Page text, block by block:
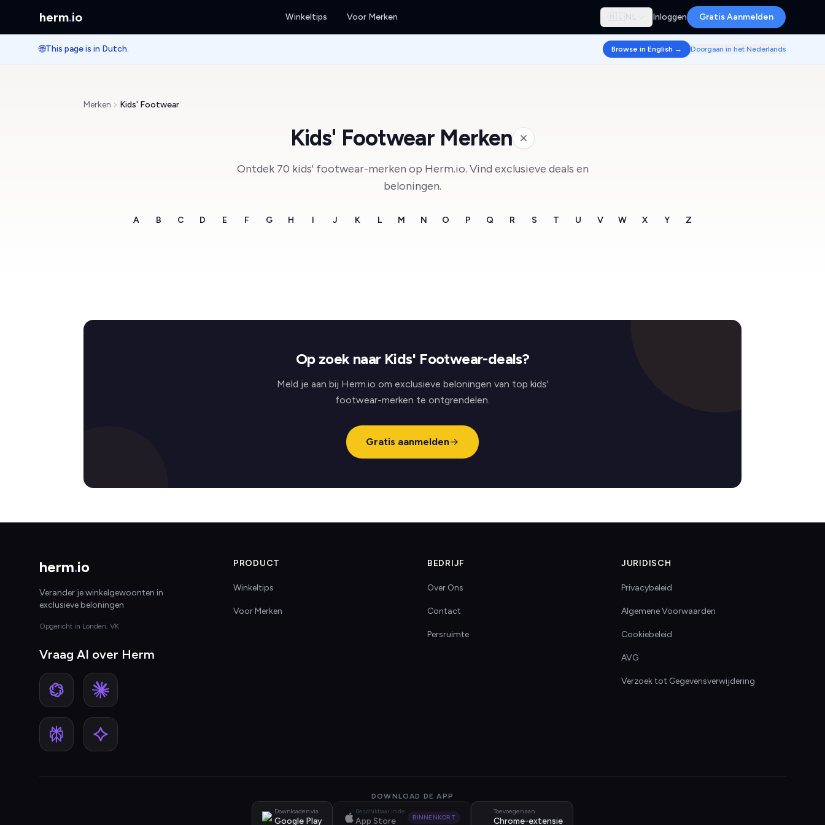
herm.io Winkeltips Voor Merken 🇳🇱 NL Inloggen Gratis Aanmelden
🌐This page is in Dutch. Browse in English → Doorgaan in het Nederlands
Merken Kids' Footwear
Kids' Footwear Merken
Ontdek 70 kids' footwear-merken op Herm.io. Vind exclusieve deals en
beloningen.
A B C D E F G H I J K L M N O P Q R S T U V W X Y Z
Op zoek naar Kids' Footwear-deals?
Meld je aan bij Herm.io om exclusieve beloningen van top kids'
footwear-merken te ontgrendelen.
Gratis aanmelden
herm.io
Verander je winkelgewoonten in
exclusieve beloningen
Opgericht in Londen, VK
Vraag AI over Herm
PRODUCT
Winkeltips
Voor Merken
BEDRIJF
Over Ons
Contact
Persruimte
JURIDISCH
Privacybeleid
Algemene Voorwaarden
Cookiebeleid
AVG
Verzoek tot Gegevensverwijdering
DOWNLOAD DE APP
Downloaden via
Google Play
Beschikbaar in de
App Store BINNENKORT
Toevoegen aan
Chrome-extensie